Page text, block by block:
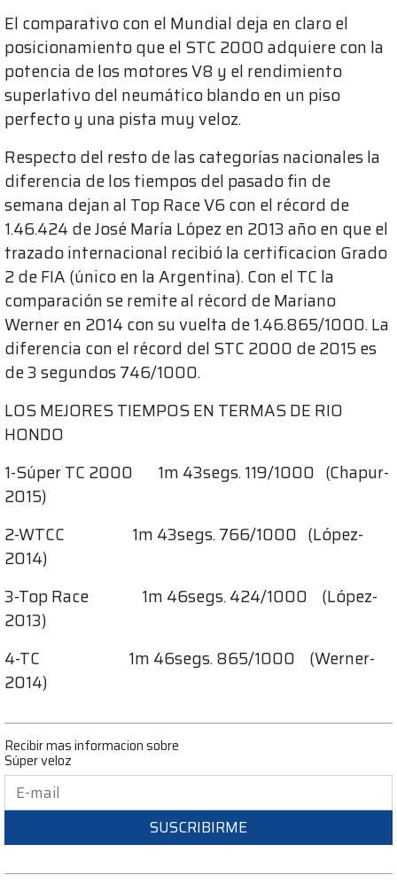
El comparativo con el Mundial deja en claro el
posicionamiento que el STC 2000 adquiere con la
potencia de los motores V8 y el rendimiento
superlativo del neumático blando en un piso
perfecto y una pista muy veloz.
Respecto del resto de las categorías nacionales la
diferencia de los tiempos del pasado fin de
semana dejan al Top Race V6 con el récord de
1.46.424 de José María López en 2013 año en que el
trazado internacional recibió la certificacion Grado
2 de FIA (único en la Argentina). Con el TC la
comparación se remite al récord de Mariano
Werner en 2014 con su vuelta de 1.46.865/1000. La
diferencia con el récord del STC 2000 de 2015 es
de 3 segundos 746/1000.
LOS MEJORES TIEMPOS EN TERMAS DE RIO
HONDO
1-Súper TC 2000 1m 43segs. 119/1000 (Chapur-
2015)
2-WTCC 1m 43segs. 766/1000 (López-
2014)
3-Top Race 1m 46segs. 424/1000 (López-
2013)
4-TC 1m 46segs. 865/1000 (Werner-
2014)
Recibir mas informacion sobre
Súper veloz
SUSCRIBIRME